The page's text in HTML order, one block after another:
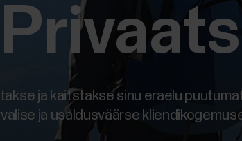
ja kaitstakse sinu eraelu
ja usaldusväärse